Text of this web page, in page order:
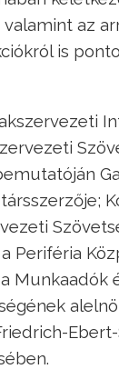
valamint az
is
Periféria
Munkaadók